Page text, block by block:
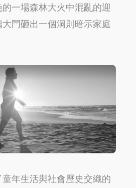
一場森林大火中混亂的迎
門砸出一個洞則暗示家庭
年生活與社會歷史交織的